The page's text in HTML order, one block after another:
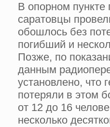
В опорном
саратовцы
обошлось без
погибший и
Позже, по
данным
установлено, что
потеряли в этом
от 12 до 16
несколько